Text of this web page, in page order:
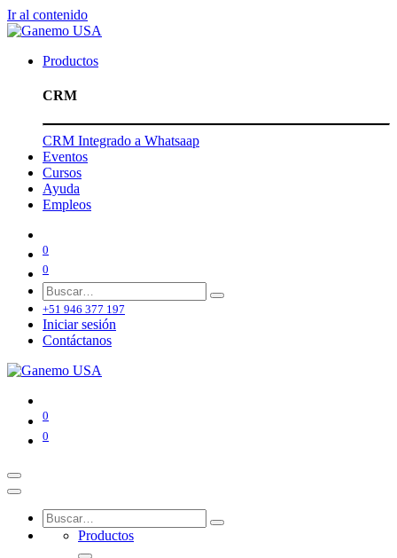
Ir al contenido
Productos
CRM
CRM Integrado a Whatsaap
Eventos
Cursos
Ayuda
Empleos
0
0
+51 946 377 197
Iniciar sesión
Contáctanos
0
0
Productos